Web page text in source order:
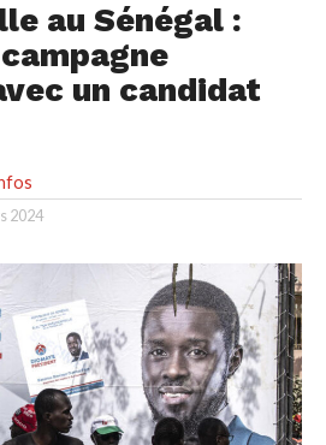
au Sénégal :
un candidat
2024